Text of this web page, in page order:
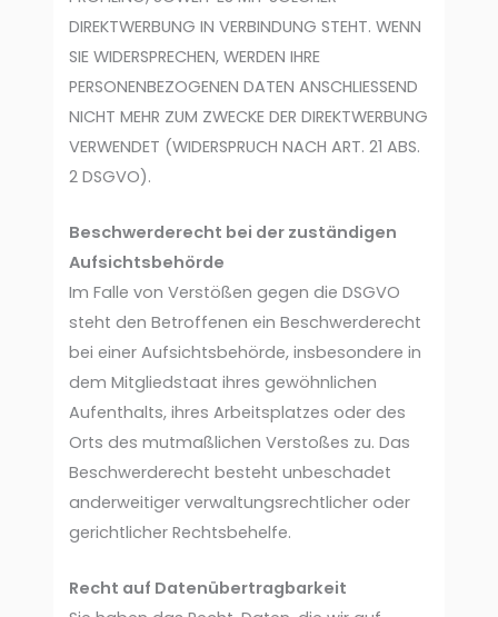
DIREKTWERBUNG IN VERBINDUNG STEHT. WENN
SIE WIDERSPRECHEN, WERDEN IHRE
PERSONENBEZOGENEN DATEN ANSCHLIESSEND
NICHT MEHR ZUM ZWECKE DER DIREKTWERBUNG
VERWENDET (WIDERSPRUCH NACH ART. 21 ABS.
2 DSGVO).
Beschwerderecht bei der zuständigen
Aufsichtsbehörde
Im Falle von Verstößen gegen die DSGVO
steht den Betroffenen ein Beschwerderecht
bei einer Aufsichtsbehörde, insbesondere in
dem Mitgliedstaat ihres gewöhnlichen
Aufenthalts, ihres Arbeitsplatzes oder des
Orts des mutmaßlichen Verstoßes zu. Das
Beschwerderecht besteht unbeschadet
anderweitiger verwaltungsrechtlicher oder
gerichtlicher Rechtsbehelfe.
Recht auf Datenübertragbarkeit